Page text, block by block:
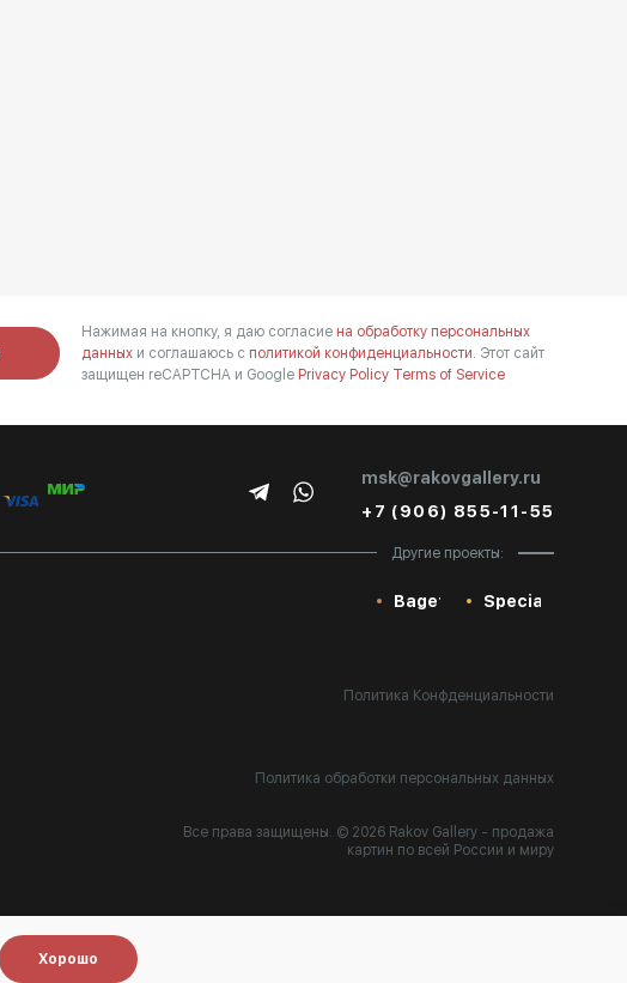
Нажимая на кнопку, я даю согласие на обработку персональных
данных и соглашаюсь с политикой конфиденциальности. Этот сайт
защищен reCAPTCHA и Google Privacy Policy Terms of Service
msk@rakovgallery.ru
+7 (906) 855-11-55
Другие проекты:
Baget Special
Политика Конфденциальности
Политика обработки персональных данных
Все права защищены. © 2026 Rakov Gallery - продажа
картин по всей России и миру
Хорошо